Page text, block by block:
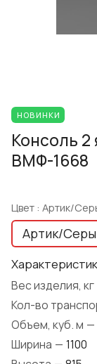
НОВИНКИ
Консоль 2
ВМФ-1668
Цвет : Артик/
Артик/
Вес изделия, кг
Кол-во
Объем, куб. м —
Ширина — 1100